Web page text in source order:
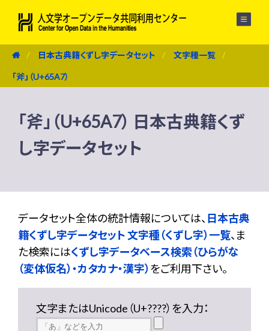
日本古典籍くずし字データセット 文字種一覧
「斧」（U+65A7）
「斧」（U+65A7） 日本古典籍くず
し字データセット
データセット全体の統計情報については、 日本古典
籍くずし字データセット 文字種（くずし字）一覧、ま
た検索にはくずし字データベース検索（ひらがな
（変体仮名）・カタカナ・漢字） をご利用下さい。
文字またはUnicode（U+????）を入力：